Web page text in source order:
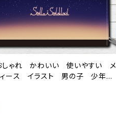
ゃれ かわいい 使いやすい メ
ース イラスト 男の子 少年
イケメン エモい 風景 綺麗
色 おすすめ 個性的 人気 イラ
ー クリエイター 絵師 オリジナ